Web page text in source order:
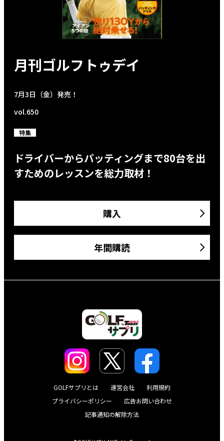
月刊ゴルフトゥデイ
7月3日（金）発売！
vol.650
特集
ドライバーからパッティングまで80台を出
すためのレッスンを総力取材！
購入
年間購読
GOLFサプリとは 運営会社
利用規約
プライバシーポリシー
広告お問い合わせ
記事通知の解除方法